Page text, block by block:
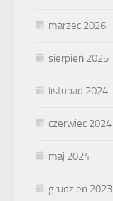
marzec 2026
sierpień 2025
listopad 2024
czerwiec 2024
maj 2024
grudzień 2023